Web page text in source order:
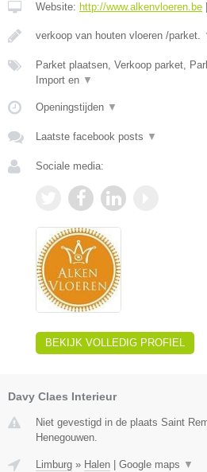
Website: http://www.alkenvloeren.be
verkoop van houten vloeren /parket.
Parket plaatsen, Verkoop parket,
Import en ▼
Openingstijden ▼
Laatste facebook posts ▼
Sociale media:
BEKIJK VOLLEDIG PROFIEL
Davy Claes Interieur
Niet gevestigd in de plaats Saint
Henegouwen.
Limburg » Halen Google maps ▼